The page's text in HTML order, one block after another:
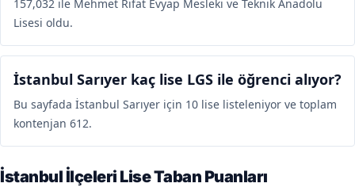
157,032 ile Mehmet Rıfat Evyap Mesleki ve Teknik Anadolu
Lisesi oldu.
İstanbul Sarıyer kaç lise LGS ile öğrenci alıyor?
Bu sayfada İstanbul Sarıyer için 10 lise listeleniyor ve toplam
kontenjan 612.
İstanbul İlçeleri Lise Taban Puanları